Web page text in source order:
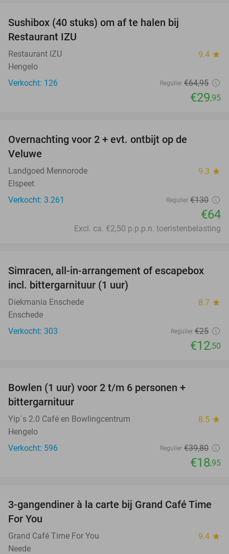
Sushibox (40 stuks) om af te halen bij
Restaurant IZU
Restaurant IZU 9.4 star
Hengelo
Verkocht: 126
Regulier €64,95
€29,95
Overnachting voor 2 + evt. ontbijt op de
Veluwe
Landgoed Mennorode 9.3 star
Elspeet
Verkocht: 3.261
Regulier €130
€64
Excl. ca. €2,50 p.p.p.n. toeristenbelasting
50%
Simracen, all-in-arrangement of escapebox
incl. bittergarnituur (1 uur)
Diekmania Enschede 8.7 star
Enschede
Verkocht: 303
Regulier €25
€12,50
Bowlen (1 uur) voor 2 t/m 6 personen +
bittergarnituur
Yip´s 2.0 Café en Bowlingcentrum 8.5 star
Hengelo
Verkocht: 596
Regulier €39,80
€18,95
32%
3-gangendiner à la carte bij Grand Café Time
For You
Grand Café Time For You 9.4 star
Neede